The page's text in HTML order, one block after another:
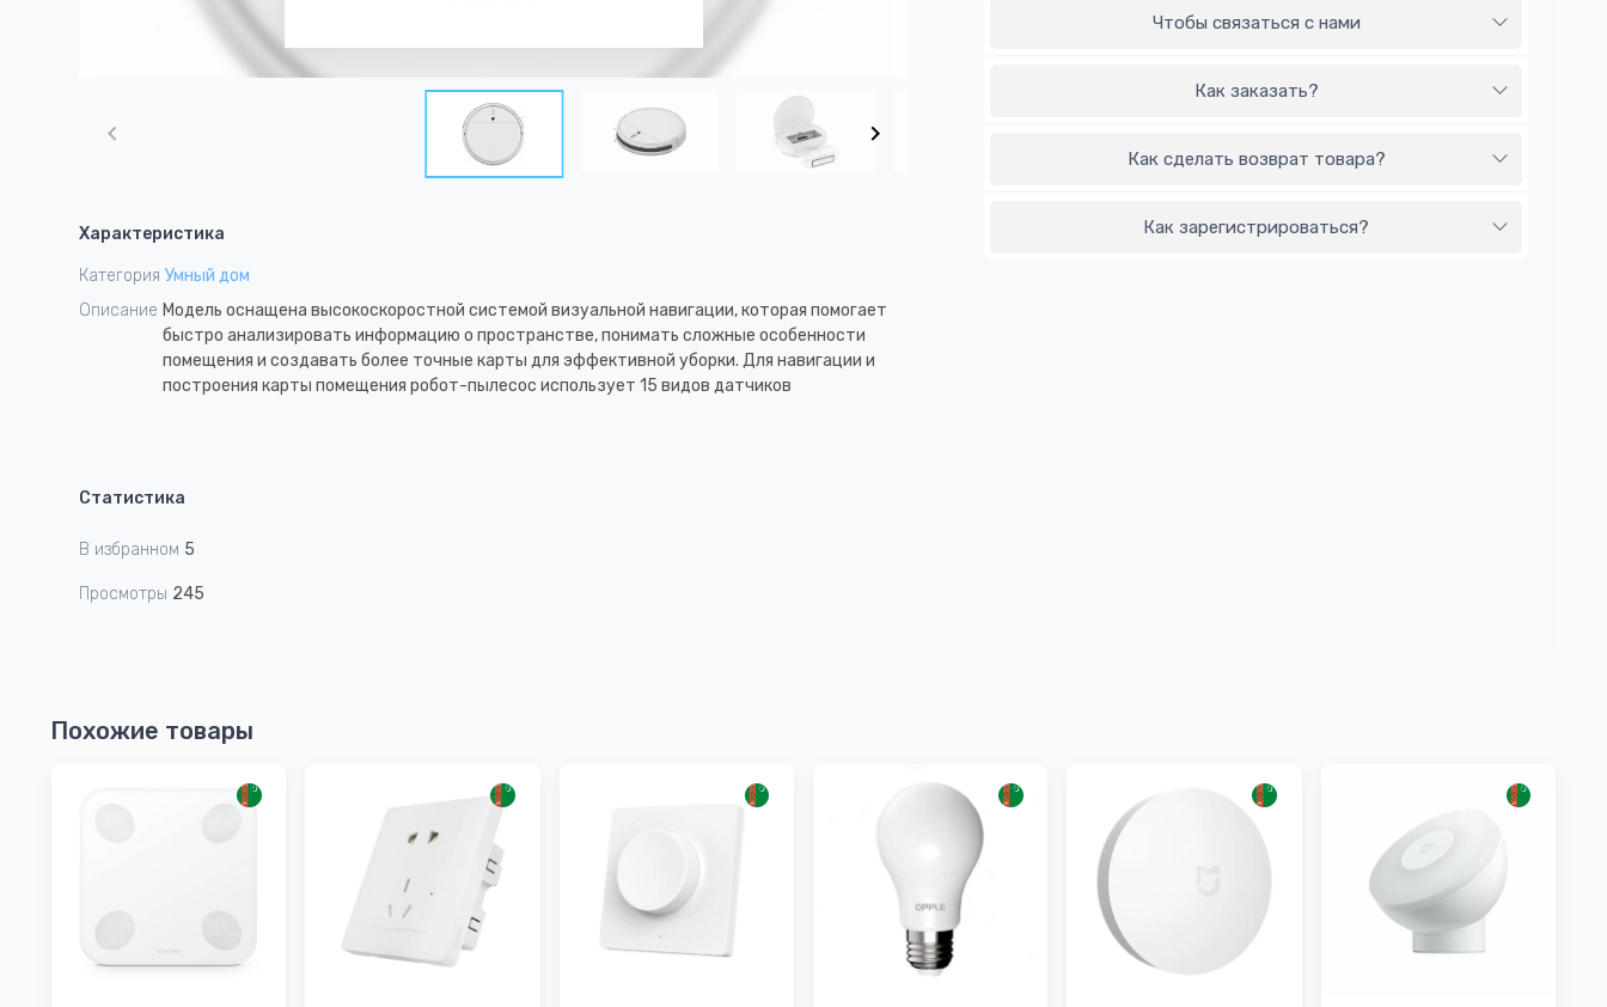
6
Характеристика
Категория Умный дом
Описание Модель оснащена высокоскоростной системой визуальной навигации, которая помогает
быстро анализировать информацию о пространстве, понимать сложные особенности
помещения и создавать более точные карты для эффективной уборки. Для навигации и
построения карты помещения робот-пылесос использует 15 видов датчиков
Статистика
В избранном 5
Просмотры 245
Чтобы связаться с нами
Как заказать?
Как сделать возврат товара?
Как зарегистрироваться?
Похожие товары